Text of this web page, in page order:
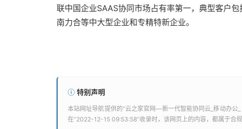
联中国企业SAAS协同市场占有率第一，典型客户
南力合等中大型企业和专精特新企业。
特别声明
本站网址导航提供的“云之家官网—新一代智能协同云_移动办公_
在“2022-12-15 09:53:58”收录时，该网页上的内容，都属于合